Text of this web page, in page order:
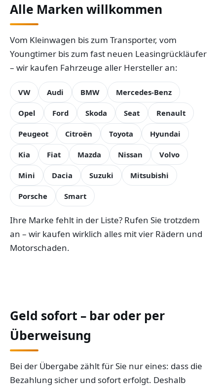
Alle Marken willkommen
Vom Kleinwagen bis zum Transporter, vom
Youngtimer bis zum fast neuen Leasingrückläufer
– wir kaufen Fahrzeuge aller Hersteller an:
VW Audi BMW Mercedes-Benz
Opel Ford Skoda Seat Renault
Peugeot Citroën Toyota Hyundai
Kia Fiat Mazda Nissan Volvo
Mini Dacia Suzuki Mitsubishi
Porsche Smart
Ihre Marke fehlt in der Liste? Rufen Sie trotzdem
an – wir kaufen wirklich alles mit vier Rädern und
Motorschaden.
Geld sofort – bar oder per
Überweisung
Bei der Übergabe zählt für Sie nur eines: dass die
Bezahlung sicher und sofort erfolgt. Deshalb